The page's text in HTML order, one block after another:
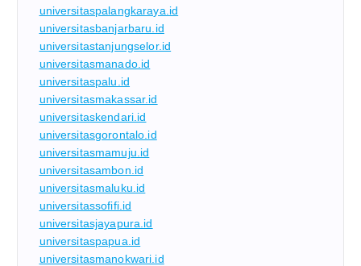
universitaspalangkaraya.id
universitasbanjarbaru.id
universitastanjungselor.id
universitasmanado.id
universitaspalu.id
universitasmakassar.id
universitaskendari.id
universitasgorontalo.id
universitasmamuju.id
universitasambon.id
universitasmaluku.id
universitassofifi.id
universitasjayapura.id
universitaspapua.id
universitasmanokwari.id